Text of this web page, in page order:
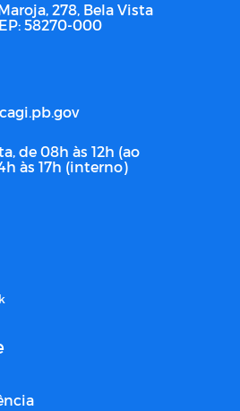
278, Bela Vista
58270-000
de 08h às 12h (ao
às 17h (interno)